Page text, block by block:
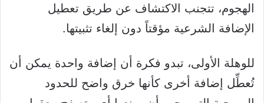
الهجوم، تتجنب الاكتشاف عن طريق تعطيل
الإضافة الشرعية مؤقتاً دون إلغاء تثبيتها.
للوهلة الأولى، تبدو فكرة أن إضافة واحدة يمكن أن
تُعطِّل إضافة أخرى كأنها خرق واضح للحدود